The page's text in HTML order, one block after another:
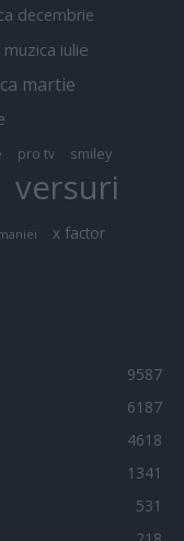
decembrie
muzica iulie
martie
pro tv smiley
versuri
x factor
9587
6187
4618
1341
531